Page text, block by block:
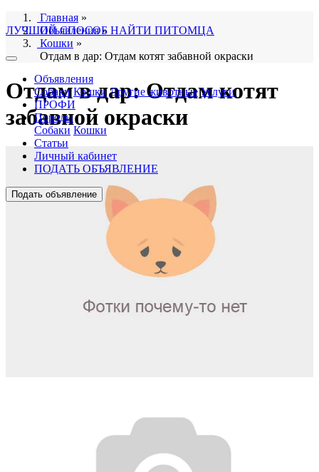
ЛУЧШИЙ СПОСОБ НАЙТИ ПИТОМЦА
Объявления
Собаки Кошки Другие животные Услуги
ПРОФИ
Породы
Собаки Кошки
Статьи
Личный кабинет
ПОДАТЬ ОБЪЯВЛЕНИЕ
Подать объявление
Главная »
Объявления»
Кошки »
Отдам в дар: Отдам котят забавной окраски
Отдам в дар: Отдам котят
забавной окраски